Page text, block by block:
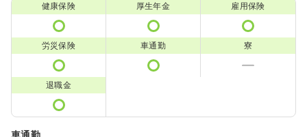
健康保険 厚生年金 雇用保険
労災保険 車通勤 寮
退職金
車通勤